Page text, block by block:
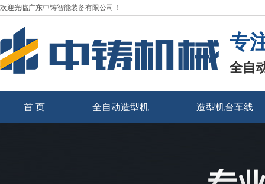
欢迎光临广东中铸智能装备有限公司！
专
全自
首 页 全自动造型机 造型机台车线